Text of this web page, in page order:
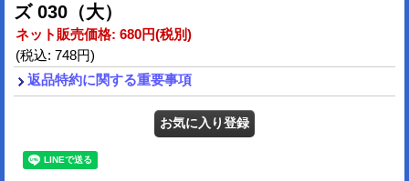
ズ 030（大）
ネット販売価格: 680円(税別)
(税込: 748円)
返品特約に関する重要事項